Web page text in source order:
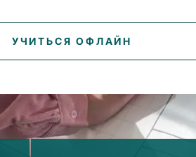
УЧИТЬСЯ ОФЛАЙН